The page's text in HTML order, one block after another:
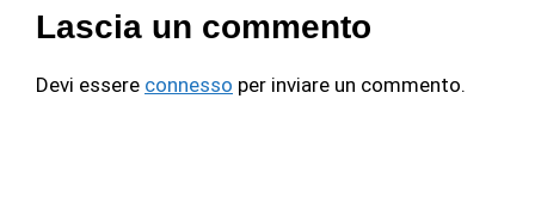
Lascia un commento
Devi essere connesso per inviare un commento.